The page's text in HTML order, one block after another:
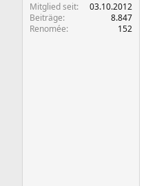
Mitglied seit
03.10.2012
Beiträge
8.847
Renomée
152